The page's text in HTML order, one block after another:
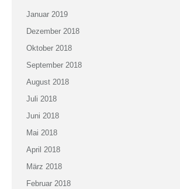
Januar 2019
Dezember 2018
Oktober 2018
September 2018
August 2018
Juli 2018
Juni 2018
Mai 2018
April 2018
März 2018
Februar 2018